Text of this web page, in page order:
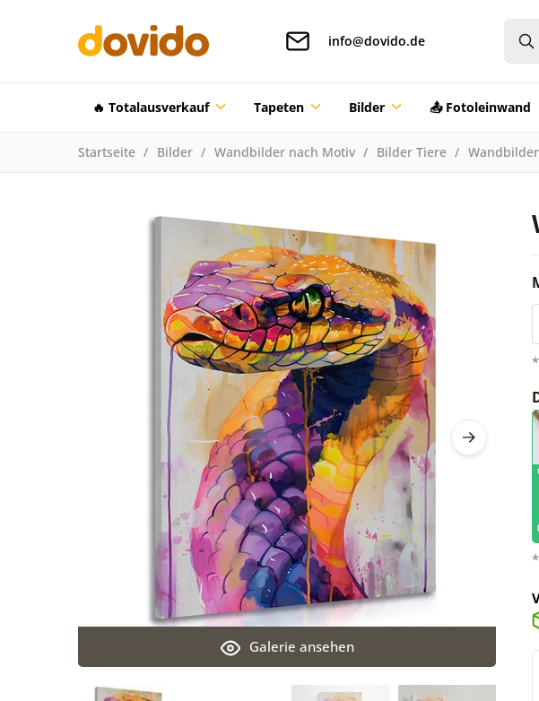
info@dovido.de
🔥 Totalausverkauf Tapeten Bilder 📤 Fotoleinwand
Startseite Bilder Wandbilder nach Motiv Bilder Tiere
Galerie ansehen